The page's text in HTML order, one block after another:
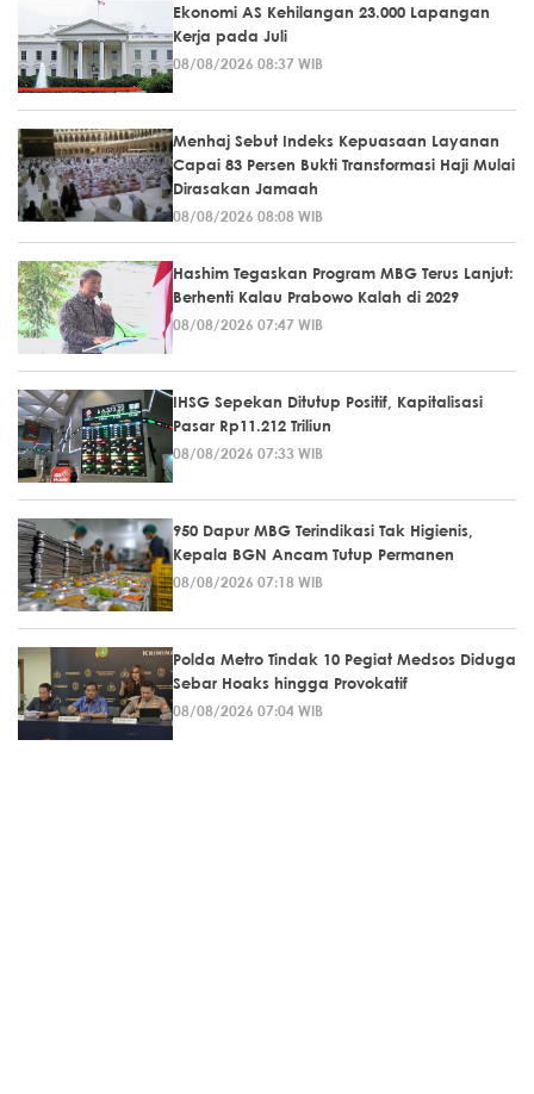
Ekonomi AS Kehilangan 23.000 Lapangan
Kerja pada Juli
08/08/2026 08:37 WIB
Menhaj Sebut Indeks Kepuasaan Layanan
Capai 83 Persen Bukti Transformasi Haji Mulai
Dirasakan Jamaah
08/08/2026 08:08 WIB
Hashim Tegaskan Program MBG Terus Lanjut:
Berhenti Kalau Prabowo Kalah di 2029
08/08/2026 07:47 WIB
IHSG Sepekan Ditutup Positif, Kapitalisasi
Pasar Rp11.212 Triliun
08/08/2026 07:33 WIB
950 Dapur MBG Terindikasi Tak Higienis,
Kepala BGN Ancam Tutup Permanen
08/08/2026 07:18 WIB
Polda Metro Tindak 10 Pegiat Medsos Diduga
Sebar Hoaks hingga Provokatif
08/08/2026 07:04 WIB